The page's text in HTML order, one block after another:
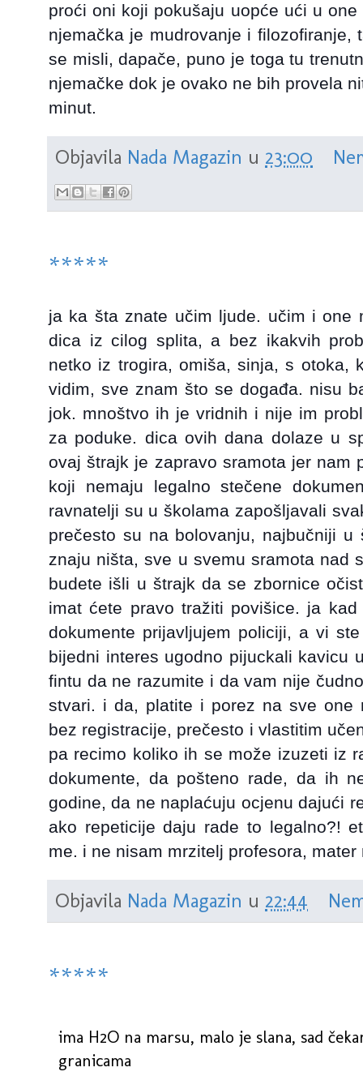
proći oni koji pokušaju uopće ući u
njemačka je mudrovanje i filozofiranje,
se misli, dapače, puno je toga tu
njemačke dok je ovako ne bih provela
minut.
Objavila Nada Magazin u 23:00
*****
ja ka šta znate učim ljude. učim i one
dica iz cilog splita, a bez ikakvih
netko iz trogira, omiša, sinja, s otoka,
vidim, sve znam što se događa. nisu
jok. mnoštvo ih je vridnih i nije im
za poduke. dica ovih dana dolaze u
ovaj štrajk je zapravo sramota jer nam
koji nemaju legalno stečene
ravnatelji su u školama zapošljavali
prečesto su na bolovanju, najbučniji
znaju ništa, sve u svemu sramota nad
budete išli u štrajk da se zbornice
imat ćete pravo tražiti povišice. ja
dokumente prijavljujem policiji, a vi
bijedni interes ugodno pijuckali kavicu
fintu da ne razumite i da vam nije
stvari. i da, platite i porez na sve one
bez registracije, prečesto i vlastitim
pa recimo koliko ih se može izuzeti iz
dokumente, da pošteno rade, da ih
godine, da ne naplaćuju ocjenu dajući
ako repeticije daju rade to legalno?!
me. i ne nisam mrzitelj profesora,
Objavila Nada Magazin u 22:44
*****
ima H2O na marsu, malo je slana, sad
granicama